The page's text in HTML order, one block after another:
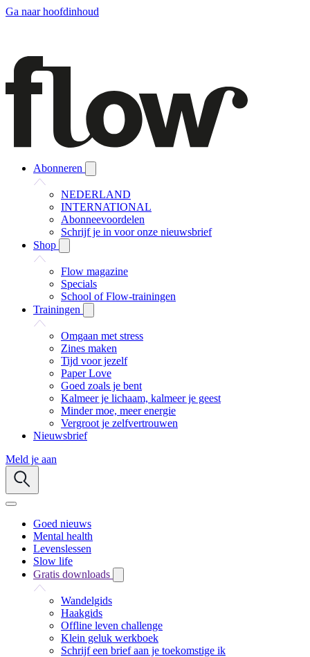
Ga naar hoofdinhoud
Abonneren
NEDERLAND
INTERNATIONAL
Abonneevoordelen
Schrijf je in voor onze nieuwsbrief
Shop
Flow magazine
Specials
School of Flow-trainingen
Trainingen
Omgaan met stress
Zines maken
Tijd voor jezelf
Paper Love
Goed zoals je bent
Kalmeer je lichaam, kalmeer je geest
Minder moe, meer energie
Vergroot je zelfvertrouwen
Nieuwsbrief
Meld je aan
Goed nieuws
Mental health
Levenslessen
Slow life
Gratis downloads
Wandelgids
Haakgids
Offline leven challenge
Klein geluk werkboek
Schrijf een brief aan je toekomstige ik